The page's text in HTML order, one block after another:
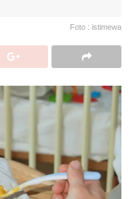
Foto : istimewa